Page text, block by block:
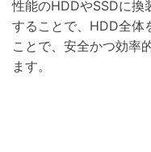
性能のHDDやSSDに換
することで、HDD全体
ことで、安全かつ効率
ます。